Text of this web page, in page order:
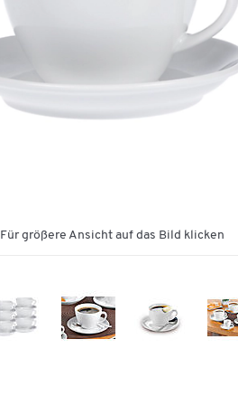
Für größere Ansicht auf das Bild klicken